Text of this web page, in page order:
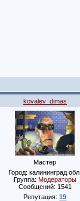
kovalev_dimas
Мастер
Город: калининград обл.
Группа: Модераторы
Сообщений: 1541
Репутация:19